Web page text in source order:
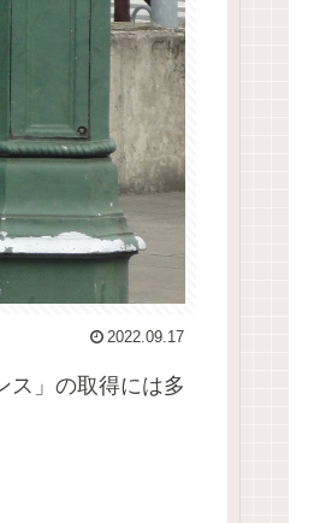
2022.09.17
ス」の取得には多